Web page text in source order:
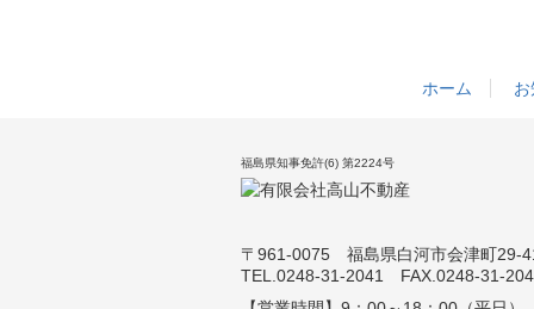
ホーム
福島県知事免許(6) 第2224号
〒961-0075 福島県白河市会津町29-
TEL.0248-31-2041 FAX.0248-31-